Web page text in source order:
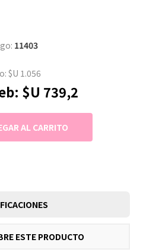
11403
$U 1.056
$U 739,2
ESTE PRODUCTO